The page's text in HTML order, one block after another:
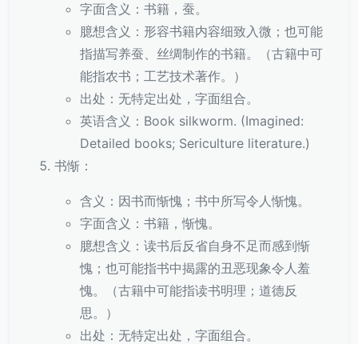
字面含义：书籍，蚕。
臆想含义：形容书籍内容细致入微；也可能
指描写养蚕、丝绸制作的书籍。（古籍中可
能指农书；工艺技术著作。）
出处：无特定出处，字面组合。
英语含义：Book silkworm. (Imagined:
Detailed books; Sericulture literature.)
书惭：
含义：因书而惭愧；书中所写令人惭愧。
字面含义：书籍，惭愧。
臆想含义：读书后反省自身不足而感到惭
愧；也可能指书中揭露的丑恶现象令人羞
愧。（古籍中可能指读书明理；道德反
思。）
出处：无特定出处，字面组合。